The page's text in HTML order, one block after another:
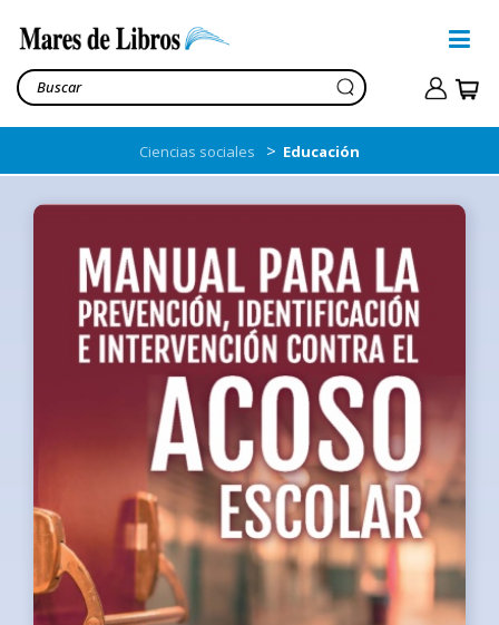
Ciencias sociales > Educación